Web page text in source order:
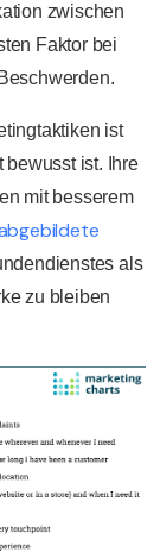
zwischen
Faktor bei
ist
bewusst ist. Ihre
mit besserem
als
zu bleiben